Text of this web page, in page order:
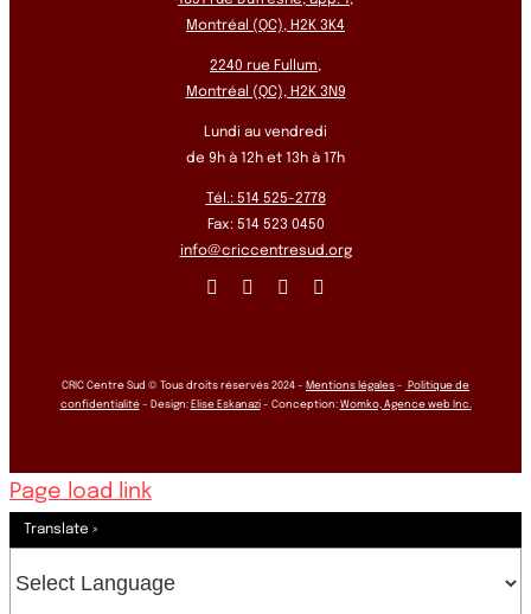
Montréal (QC), H2K 3K4
2240 rue Fullum,
Montréal (QC), H2K 3N9
Lundi au vendredi
de 9h à 12h et 13h à 17h
Tél.: 514 525-2778
Fax: 514 523 0450
info@criccentresud.org
CRIC Centre Sud © Tous droits réservés 2024 – Mentions légales –
Politique de
confidentialité– Design: Elise Eskanazi– Conception: Womko, Agence web Inc.
Page load link
Translate »